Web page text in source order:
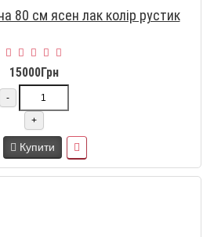
80 см ясен лак колір рустик
15000Грн
-
+
Купити